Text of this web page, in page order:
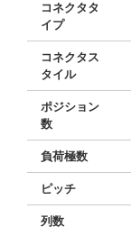
コネクタタ
イプ
コネクタス
タイル
ポジション
数
負荷極数
ピッチ
列数